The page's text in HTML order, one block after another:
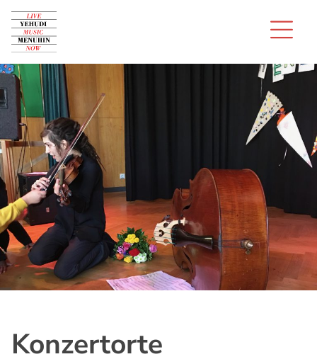
Über uns
Konzerte
Audition
Musiker
Spenden
Kontakt
Konzertorte